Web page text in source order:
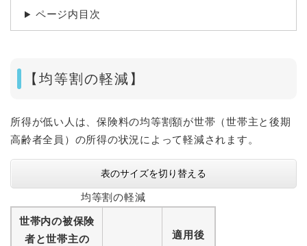
ページ内目次
【均等割の軽減】
所得が低い人は、保険料の均等割額が世帯（世帯主と後期
高齢者全員）の所得の状況によって軽減されます。
表のサイズを切り替える
均等割の軽減
世帯内の被保険
者と世帯主の
適用後